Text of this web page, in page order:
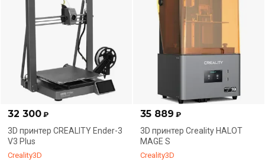
32 300 ₽
3D принтер CREALITY Ender-3
V3 Plus
Creality3D
35 889 ₽
3D принтер Creality HALOT
MAGE S
Creality3D